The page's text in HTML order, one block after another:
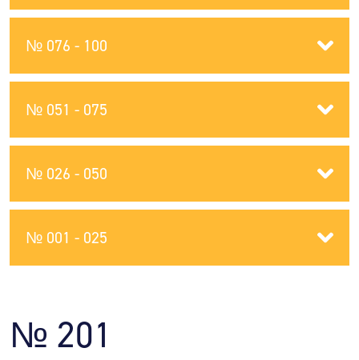
№ 001 - 025
№ 026 - 050
№ 051 - 075
№ 076 - 100
№ 201